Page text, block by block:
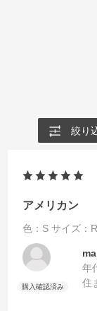
絞り
アメリカン
色：S サイズ：
年
住